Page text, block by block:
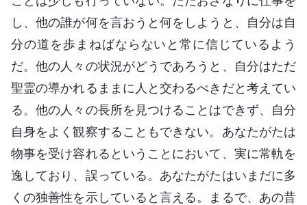
し、他の誰が何を言おうと何をしようと、自分は自
分の道を歩まねばならないと常に信じているよう
だ。他の人々の状況がどうであろうと、自分はただ
聖霊の導かれるままに人と交わるべきだと考えてい
る。他の人々の長所を見つけることはできず、自分
自身をよく観察することもできない。あなたがたは
物事を受け容れるということにおいて、実に常軌を
逸しており、誤っている。あなたがたはいまだに多
くの独善性を示していると言える。まるで、あの昔